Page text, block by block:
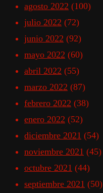
agosto 2022 (100)
julio 2022 (72)
junio 2022 (92)
mayo 2022 (60)
abril 2022 (55)
marzo 2022 (87)
febrero 2022 (38)
enero 2022 (52)
diciembre 2021 (54)
noviembre 2021 (45)
octubre 2021 (44)
septiembre 2021 (50)